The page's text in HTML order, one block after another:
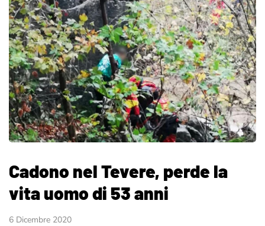
Cadono nel Tevere, perde la
vita uomo di 53 anni
6 Dicembre 2020